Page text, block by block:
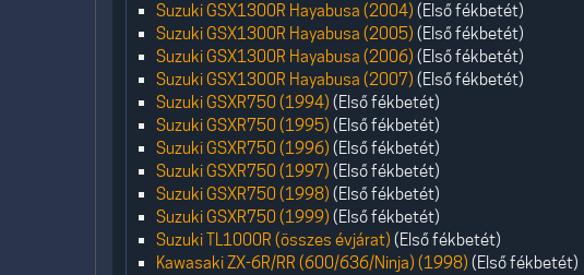
Suzuki GSX1300R Hayabusa (2004) (Első fékbetét)
Suzuki GSX1300R Hayabusa (2005) (Első fékbetét)
Suzuki GSX1300R Hayabusa (2006) (Első fékbetét)
Suzuki GSX1300R Hayabusa (2007) (Első fékbetét)
Suzuki GSXR750 (1994) (Első fékbetét)
Suzuki GSXR750 (1995) (Első fékbetét)
Suzuki GSXR750 (1996) (Első fékbetét)
Suzuki GSXR750 (1997) (Első fékbetét)
Suzuki GSXR750 (1998) (Első fékbetét)
Suzuki GSXR750 (1999) (Első fékbetét)
Suzuki TL1000R (összes évjárat) (Első fékbetét)
Kawasaki ZX-6R/RR (600/636/Ninja) (1998) (Első fékbetét)